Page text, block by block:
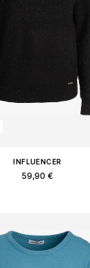
INFLUENCER
59,90 €